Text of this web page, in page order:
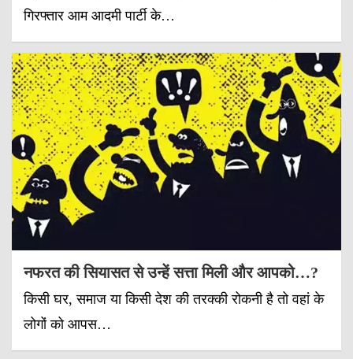
गिरफ्तार आम आदमी पार्टी के…
नफरत की सियासत से उन्हें सत्ता मिली और आपको…?
किसी घर, समाज या किसी देश की तरक्की रोकनी है तो वहां के
लोगों को आपस…